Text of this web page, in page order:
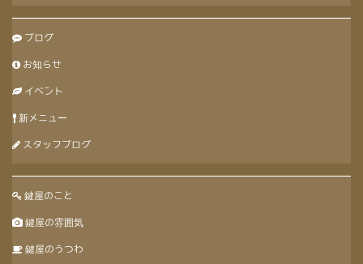
ブログ
お知らせ
イベント
新メニュー
スタッフブログ
鍵屋のこと
鍵屋の雰囲気
鍵屋のうつわ